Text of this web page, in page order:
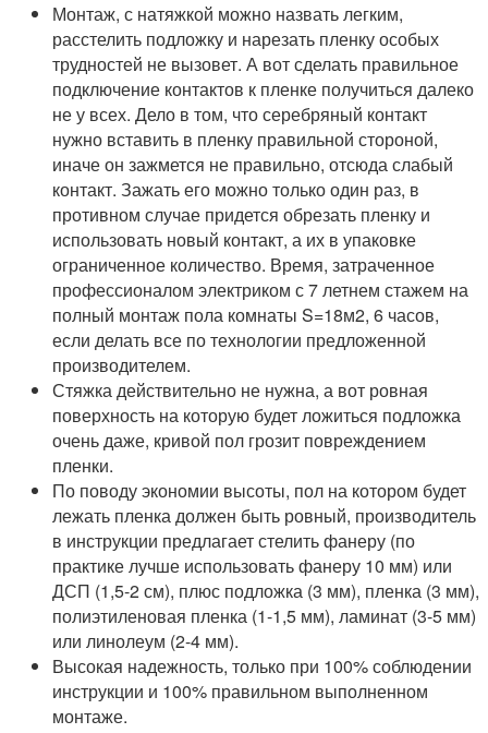
Монтаж, с натяжкой можно назвать легким,
расстелить подложку и нарезать пленку особых
трудностей не вызовет. А вот сделать правильное
подключение контактов к пленке получиться далеко
не у всех. Дело в том, что серебряный контакт
нужно вставить в пленку правильной стороной,
иначе он зажмется не правильно, отсюда слабый
контакт. Зажать его можно только один раз, в
противном случае придется обрезать пленку и
использовать новый контакт, а их в упаковке
ограниченное количество. Время, затраченное
профессионалом электриком с 7 летнем стажем на
полный монтаж пола комнаты S=18м2, 6 часов,
если делать все по технологии предложенной
производителем.
Стяжка действительно не нужна, а вот ровная
поверхность на которую будет ложиться подложка
очень даже, кривой пол грозит повреждением
пленки.
По поводу экономии высоты, пол на котором будет
лежать пленка должен быть ровный, производитель
в инструкции предлагает стелить фанеру (по
практике лучше использовать фанеру 10 мм) или
ДСП (1,5-2 см), плюс подложка (3 мм), пленка (3 мм),
полиэтиленовая пленка (1-1,5 мм), ламинат (3-5 мм)
или линолеум (2-4 мм).
Высокая надежность, только при 100% соблюдении
инструкции и 100% правильном выполненном
монтаже.